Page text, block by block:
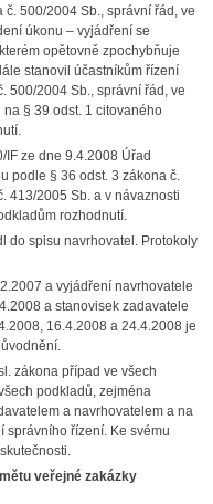
500/2004 Sb., správní řád, ve
úkonu – vyjádření se
opětovně zpochybňuje
stanovil účastníkům řízení
500/2004 Sb., správní řád, ve
§ 39 odst. 1 citovaného
ze dne 9.4.2008 Úřad
podle § 36 odst. 3 zákona č.
413/2005 Sb. a v návaznosti
rozhodnutí.
do spisu navrhovatel. Protokoly
a vyjádření navrhovatele
a stanovisek zadavatele
16.4.2008 a 24.4.2008 je
zákona případ ve všech
podkladů, zejména
a navrhovatelem a na
správního řízení. Ke svému
veřejné zakázky